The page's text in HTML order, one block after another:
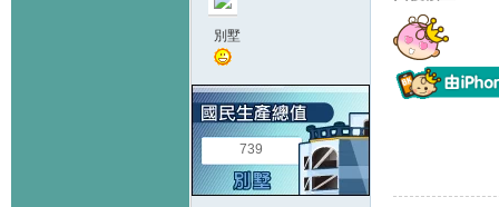
別墅
739